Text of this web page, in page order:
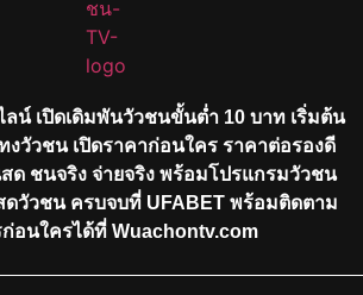
ลน์ เปิดเดิมพันวัวชนขั้นต่ำ 10 บาท เริ่มต้น
งวัวชน เปิดราคาก่อนใคร ราคาต่อรองดี
ด ชนจริง จ่ายจริง พร้อมโปรแกรมวัวชน
วัวชน ครบจบที่ UFABET พร้อมติดตาม
อนใครได้ที่ Wuachontv.com